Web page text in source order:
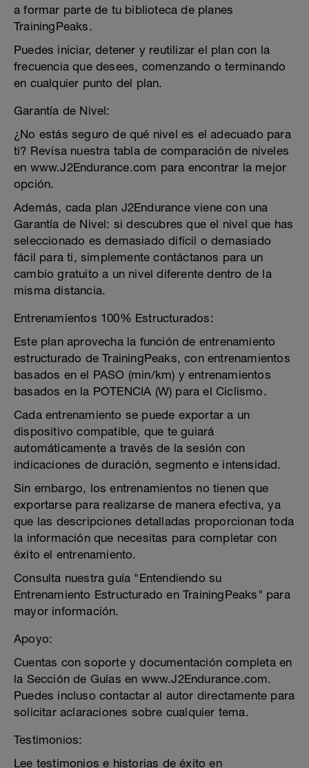
a formar parte de tu biblioteca de planes
TrainingPeaks.
Puedes iniciar, detener y reutilizar el plan con la
frecuencia que desees, comenzando o terminando
en cualquier punto del plan.
Garantía de Nivel:
¿No estás seguro de qué nivel es el adecuado para
ti? Revisa nuestra tabla de comparación de niveles
en www.J2Endurance.com para encontrar la mejor
opción.
Además, cada plan J2Endurance viene con una
Garantía de Nivel: si descubres que el nivel que has
seleccionado es demasiado difícil o demasiado
fácil para ti, simplemente contáctanos para un
cambio gratuito a un nivel diferente dentro de la
misma distancia.
Entrenamientos 100% Estructurados:
Este plan aprovecha la función de entrenamiento
estructurado de TrainingPeaks, con entrenamientos
basados ​​en el PASO (min/km) y entrenamientos
basados ​​en la POTENCIA (W) para el Ciclismo.
Cada entrenamiento se puede exportar a un
dispositivo compatible, que te guiará
automáticamente a través de la sesión con
indicaciones de duración, segmento e intensidad.
Sin embargo, los entrenamientos no tienen que
exportarse para realizarse de manera efectiva, ya
que las descripciones detalladas proporcionan toda
la información que necesitas para completar con
éxito el entrenamiento.
Consulta nuestra guía "Entendiendo su
Entrenamiento Estructurado en TrainingPeaks" para
mayor información.
Apoyo:
Cuentas con soporte y documentación completa en
la Sección de Guías en www.J2Endurance.com.
Puedes incluso contactar al autor directamente para
solicitar aclaraciones sobre cualquier tema.
Testimonios:
Lee testimonios e historias de éxito en